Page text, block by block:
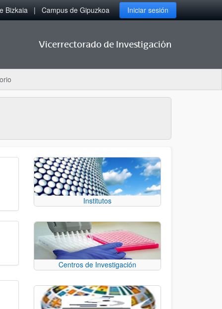
Bizkaia Campus de Gipuzkoa Iniciar sesión
Vicerrectorado de Investigación
Institutos
Centros de Investigación